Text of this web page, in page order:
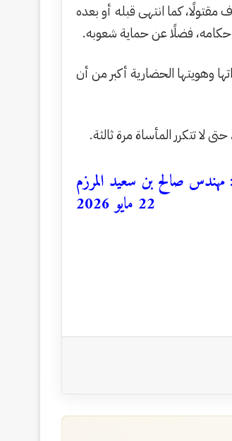
كما انتهى قبله أو بعده
فضلًا عن حماية شعوبه.
وهويتها الحضارية أكبر من أن
مهندس صالح بن سعيد المرزم
22 مايو 2026